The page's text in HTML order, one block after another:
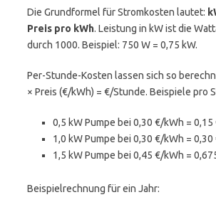
Die Grundformel für Stromkosten lautet:
Preis pro kWh. Leistung in kW ist die
durch 1000. Beispiel: 750 W = 0,75 kW.
Per-Stunde-Kosten lassen sich so
× Preis (€/kWh) = €/Stunde. Beispiele pro
0,5 kW Pumpe bei 0,30 €/kWh = 0,15
1,0 kW Pumpe bei 0,30 €/kWh = 0,30
1,5 kW Pumpe bei 0,45 €/kWh =
Beispielrechnung für ein Jahr: